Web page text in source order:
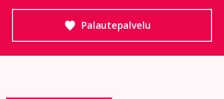
Palautepalvelu
Siirtyy ulkoiselle